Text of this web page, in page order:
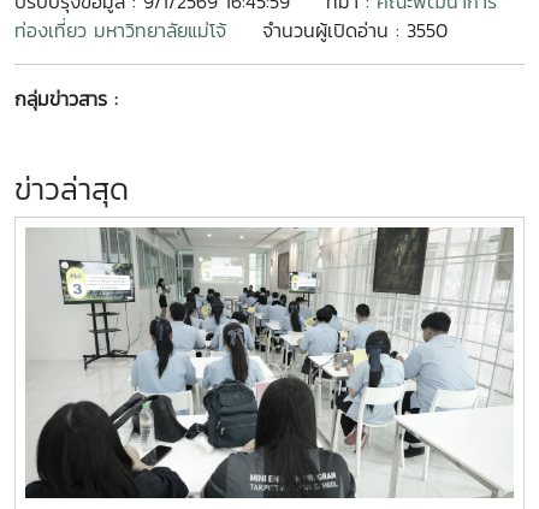
ท่องเที่ยว มหาวิทยาลัยแม่โจ้
จำนวนผู้เปิดอ่าน : 3550
กลุ่มข่าวสาร :
ข่าวล่าสุด